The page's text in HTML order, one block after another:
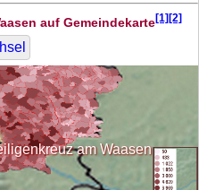
auf Gemeindekarte[1][2]
am Waasen